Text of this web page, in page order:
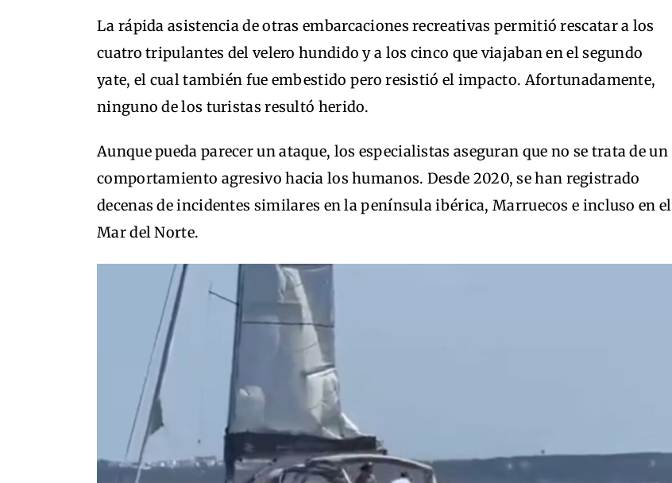
La rápida asistencia de otras embarcaciones recreativas permitió rescatar a los
cuatro tripulantes del velero hundido y a los cinco que viajaban en el segundo
yate, el cual también fue embestido pero resistió el impacto. Afortunadamente,
ninguno de los turistas resultó herido.
Aunque pueda parecer un ataque, los especialistas aseguran que no se trata de un
comportamiento agresivo hacia los humanos. Desde 2020, se han registrado
decenas de incidentes similares en la península ibérica, Marruecos e incluso en el
Mar del Norte.